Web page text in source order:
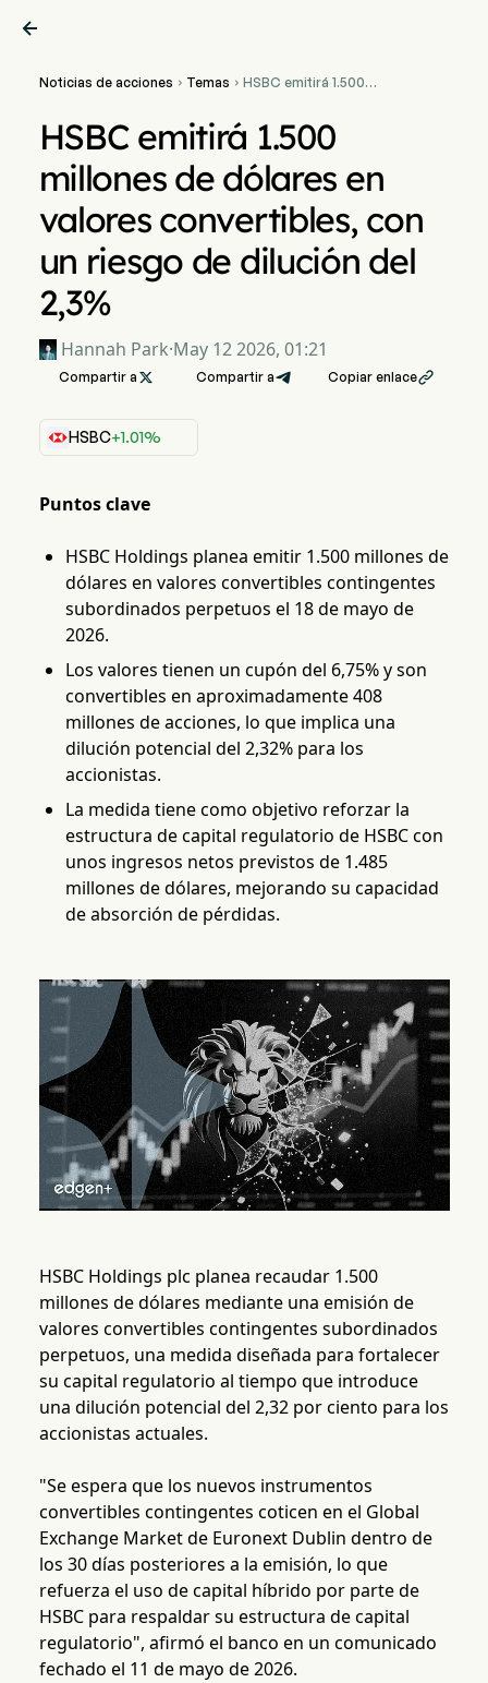

Noticias de acciones  Temas  HSBC emitirá 1.500
un riesgo de dilución del
2,3%
HSBC emitirá 1.500
millones de dólares en
valores convertibles, con
un riesgo de dilución del
2,3%
Hannah Park·May 12 2026, 01:21
Compartir a  Compartir a Copiar enlace
HSBC+1.01%
Puntos clave
HSBC Holdings planea emitir 1.500 millones de
dólares en valores convertibles contingentes
subordinados perpetuos el 18 de mayo de
2026.
Los valores tienen un cupón del 6,75% y son
convertibles en aproximadamente 408
millones de acciones, lo que implica una
dilución potencial del 2,32% para los
accionistas.
La medida tiene como objetivo reforzar la
estructura de capital regulatorio de HSBC con
unos ingresos netos previstos de 1.485
millones de dólares, mejorando su capacidad
de absorción de pérdidas.
HSBC Holdings plc planea recaudar 1.500
millones de dólares mediante una emisión de
valores convertibles contingentes subordinados
perpetuos, una medida diseñada para fortalecer
su capital regulatorio al tiempo que introduce
una dilución potencial del 2,32 por ciento para los
accionistas actuales.
"Se espera que los nuevos instrumentos
convertibles contingentes coticen en el Global
Exchange Market de Euronext Dublin dentro de
los 30 días posteriores a la emisión, lo que
refuerza el uso de capital híbrido por parte de
HSBC para respaldar su estructura de capital
regulatorio", afirmó el banco en un comunicado
fechado el 11 de mayo de 2026.